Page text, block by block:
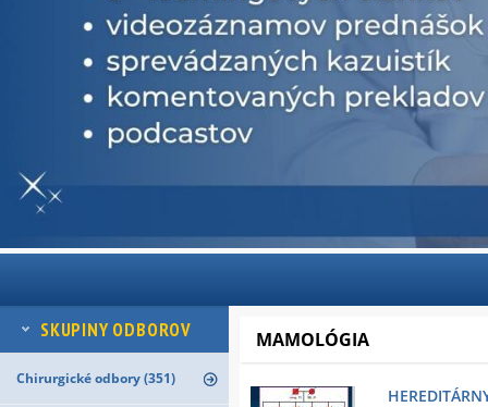
SKUPINY ODBOROV
Chirurgické odbory (351)
MAMOLÓGIA